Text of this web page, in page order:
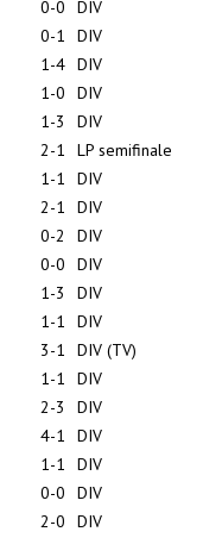
0-0
DIV
0-1
DIV
1-4 DIV
1-0
DIV
1-3
DIV
2-1
LP semifinale
1-1
DIV
2-1
DIV
0-2
DIV
0-0
DIV
1-3
DIV
1-1
DIV
3-1
DIV (TV)
1-1
DIV
2-3
DIV
4-1
DIV
1-1
DIV
0-0
DIV
2-0
DIV